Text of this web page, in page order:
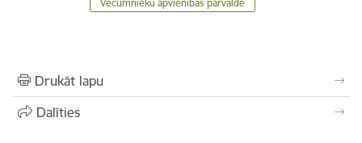
Vecumnieku apvienības pārvalde
Drukāt lapu
Dalīties